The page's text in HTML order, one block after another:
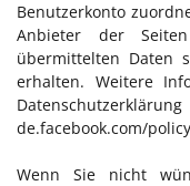
Benutzerkonto
Anbieter der
übermittelten Daten
erhalten. Weitere
de.facebook.com/
Wenn Sie nicht